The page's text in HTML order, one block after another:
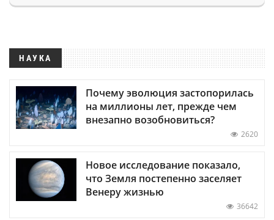
НАУКА
Почему эволюция застопорилась
на миллионы лет, прежде чем
внезапно возобновиться?
2620
Новое исследование показало,
что Земля постепенно заселяет
Венеру жизнью
36642